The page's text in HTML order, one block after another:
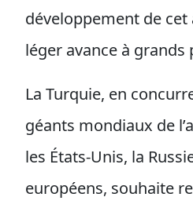
développement de
léger avance à grands
La Turquie, en
géants mondiaux de
les États-Unis, la
européens, souhaite